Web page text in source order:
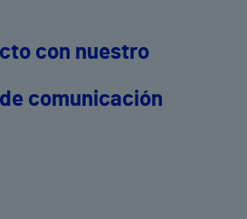
con nuestro
comunicación